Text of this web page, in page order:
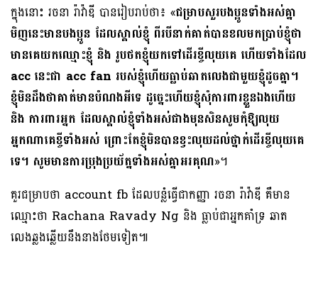
ក្នុងនោះ រចនា រ៉ាវ៉ាឌី បានរៀបរាប់ថា៖ «ជម្រាបសួរបងប្អូនទាំងអស់គ្នា
មិញនេះមានបងប្អូន ដែលស្គាល់ខ្ញុំ ពីរបីនាក់គាត់បានខលមកប្រាប់ខ្ញុំថា
មានគេយកឈ្មោះខ្ញុំ និង រូបថតខ្ញុំយកទៅដើរខ្ចីលុយគេ ហើយទាំងដែល
acc នេះជា acc fan របស់ខ្ញុំហើយធ្លាប់ឆាតលេងជាមួយខ្ញុំដូចគ្នា។
ខ្ញុំមិនដឹងថាគាត់មានបំណងអីទេ ដូច្នេះហើយខ្ញុំសុំការពារខ្លួនឯងហើយ
និង ការពារអ្នក ដែលស្គាល់ខ្ញុំទាំងអស់ជាងមុនសិនសូមកុំឱ្យលុយ
អ្នកណាគេខ្ចីទាំងអស់ ព្រោះតែខ្ញុំមិនបានខ្វះលុយដល់ថ្នាក់ដើរខ្ចីលុយគេ
ទេ។ សូមមានការប្រុងប្រយ័ត្នទាំងអស់គ្នាអរគុណ»។
គួរជម្រាបថា account fb ដែលបន្លំធ្វើជាកញ្ញា រចនា រ៉ាវ៉ាឌី គឺមាន
ឈ្មោះថា Rachana Ravady Ng និង ធ្លាប់ជាអ្នកគាំទ្រ ឆាត
លេងឆ្លងឆ្លើយនឹងនាងថែមទៀត៕